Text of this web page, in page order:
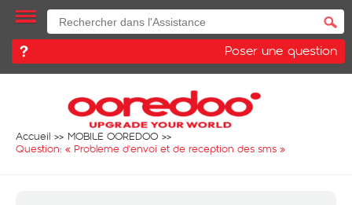
Poser une question
Accueil
MOBILE OOREDOO
Question: « Probleme d'envoi et de reception des sms »